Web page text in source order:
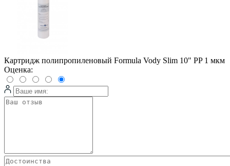
Картридж полипропиленовый Formula Vody Slim 10" PP 1 мкм
Оценка: